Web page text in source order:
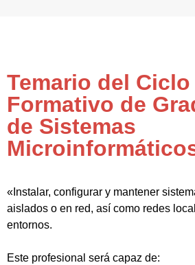
Temario del Ciclo
Formativo de
de Sistemas
«Instalar, configurar y mantener
aislados o en red, así como redes
entornos.
Este profesional será capaz de: